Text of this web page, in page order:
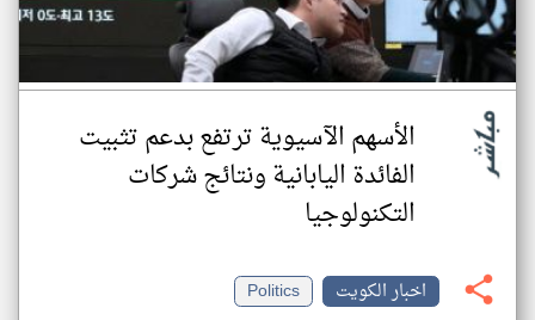
الأسهم الآسيوية ترتفع بدعم تثبيت
الفائدة اليابانية ونتائج شركات
التكنولوجيا
اخبار الكويت Politics